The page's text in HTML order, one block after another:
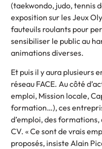
(taekwondo, judo, tennis
exposition sur les Jeux
fauteuils roulants pour
sensibiliser le public au
animations diverses.
Et puis il y aura plusieurs
réseau FACE. Au côté
emploi, Mission locale,
formation…), ces
d’emploi, des
CV. « Ce sont de vrais
proposés, insiste Alain